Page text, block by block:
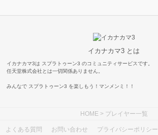
イカナカマ3 とは
イカナカマ3は スプラトゥーン3 のコミュニティサービスです。
任天堂株式会社とは一切関係ありません。
みんなで スプラトゥーン3 を楽しもう！マンメンミ！！
HOME> プレイヤー一覧
よくある質問 お問い合わせ プライバシーポリシー